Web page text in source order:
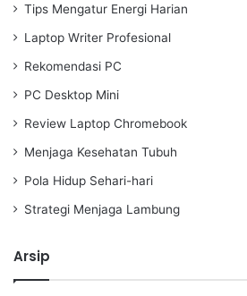
Tips Mengatur Energi Harian
Laptop Writer Profesional
Rekomendasi PC
PC Desktop Mini
Review Laptop Chromebook
Menjaga Kesehatan Tubuh
Pola Hidup Sehari-hari
Strategi Menjaga Lambung
Arsip